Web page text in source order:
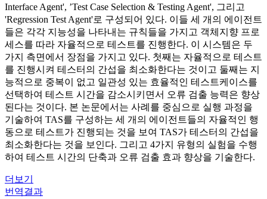
Interface Agent', ’Test Case Selection & Testing Agent', 그리고
'Regression Test Agent'로 구성되어 있다. 이들 세 개의 에이전트
들은 각각 지능성을 나타내는 규칙들을 가지고 객체지향 프로
세스를 따라 자율적으로 테스트를 진행한다. 이 시스템은 두
가지 측면에서 장점을 가지고 있다. 첫째는 자율적으로 테스트
를 진행시켜 테스터의 간섭을 최소화한다는 것이고 둘째는 지
능적으로 중복이 없고 일관성 있는 효율적인 테스트케이스를
선택하여 테스트 시간을 감소시키면서 오류 검출 능력은 향상
된다는 것이다. 본 논문에서는 사례를 중심으로 실행 과정을
기술하여 TAS를 구성하는 세 개의 에이전트들의 자율적인 행
동으로 테스트가 진행되는 것을 보여 TAS가 테스터의 간섭을
최소화한다는 것을 보인다. 그리고 4가지 유형의 실험을 수행
하여 테스트 시간의 단축과 오류 검출 효과 향상을 기술한다.
더보기
번역결과